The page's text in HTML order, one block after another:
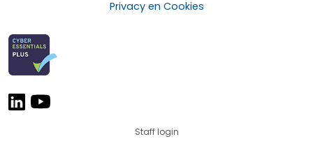
Privacy en Cookies
Staff login